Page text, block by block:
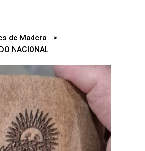
de Madera
NACIONAL